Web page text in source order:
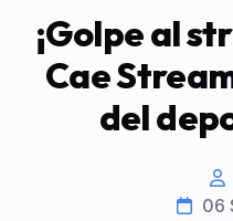
¡Golpe al
Cae
del
06